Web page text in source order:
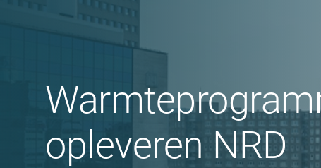
opleveren NRD